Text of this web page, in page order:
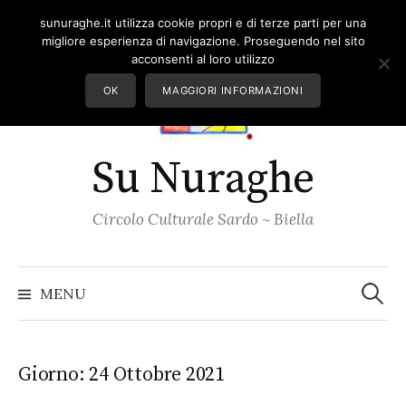
Su Nuraghe
Circolo Culturale Sardo ~ Biella
MENU per:
Giorno:24 Ottobre 2021
sunuraghe.it utilizza cookie propri e di terze parti per una
migliore esperienza di navigazione. Proseguendo nel sito
acconsenti al loro utilizzo
OK MAGGIORI INFORMAZIONI